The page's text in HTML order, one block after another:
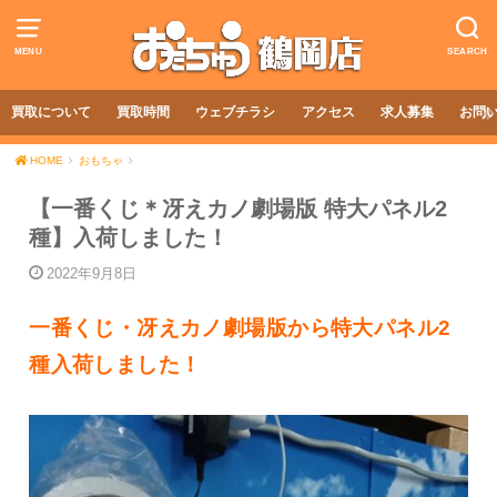
MENU SEARCH
買取について 買取時間 ウェブチラシ アクセス 求人募集 お問
HOME おもちゃ
【一番くじ＊冴えカノ劇場版 特大パネル2
種】入荷しました！
2022年9月8日
一番くじ・冴えカノ劇場版から特大パネル2
種入荷しました！